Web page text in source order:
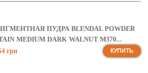
ПУДРА BLENDAL POWDER
MEDIUM DARK WALNUT M370...
грн
КУПИТЬ